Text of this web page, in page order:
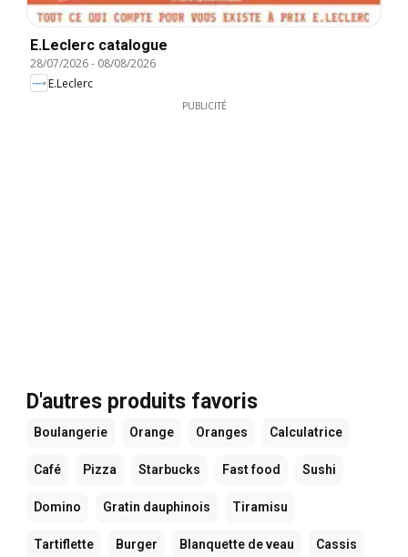
E.Leclerc catalogue
28/07/2026- 08/08/2026
E.Leclerc
PUBLICITÉ
D'autres produits favoris
Boulangerie Orange Oranges Calculatrice
Café Pizza Starbucks Fast food Sushi
Domino Gratin dauphinois Tiramisu
Tartiflette Burger Blanquette de veau Cassis